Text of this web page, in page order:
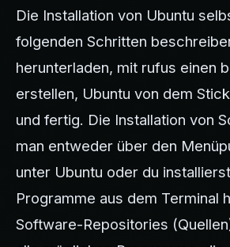
Die Installation von Ubuntu
folgenden Schritten
herunterladen, mit rufus einen
erstellen, Ubuntu von dem
und fertig. Die Installation von
man entweder über den
unter Ubuntu oder du
Programme aus dem Terminal
Software-Repositories